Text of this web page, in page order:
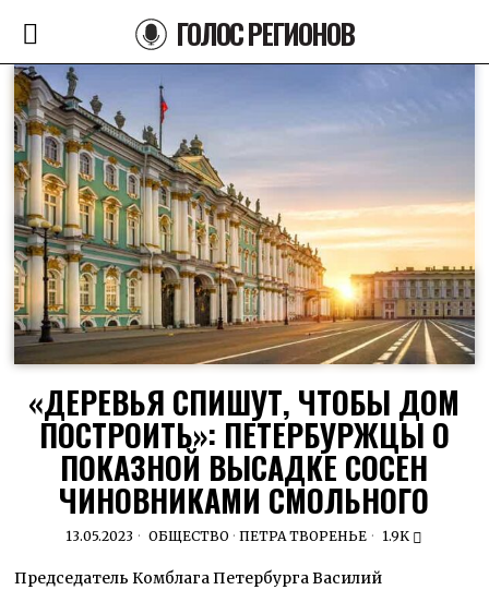
ГОЛОС РЕГИОНОВ
«ДЕРЕВЬЯ СПИШУТ, ЧТОБЫ ДОМ
ПОСТРОИТЬ»: ПЕТЕРБУРЖЦЫ О
ПОКАЗНОЙ ВЫСАДКЕ СОСЕН
ЧИНОВНИКАМИ СМОЛЬНОГО
13.05.2023 ОБЩЕСТВО · ПЕТРА ТВОРЕНЬЕ 1.9K
Председатель Комблага Петербурга Василий